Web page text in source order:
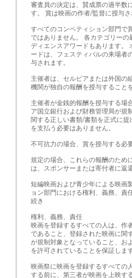
審査員の決定は、賛成票の過半数
す。 賞は映画の作者/監督に授与さ
すべてのコンペティション部門で
ではありません。 各カテゴリーの
ディエンスアワードもあります。
ードは、フェスティバルの来場者
与されます。
主催者は、セルビアまたは外国の
機関が独自の報酬を授与すること
主催者が金銭的報酬を授与する場
ア国立銀行および財務管理局が規
関する正しい書類/書類を正式に提
を支払う必要はありません。
不可抗力の場合、賞を授与する必
規定の場合、これらの報酬のため
は、スポンサーまたは寄付者に返
短編映画および青少年による映画
ョン部門における権利、義務、責
続き
権利、義務、責任
映画を登録するすべての人は、作
であること、登録された映画に関
が規制対象となっていること、お
を許可されていることを保証します
映画祭に映画を登録するすべての
する前に、第三者が映画を上映す